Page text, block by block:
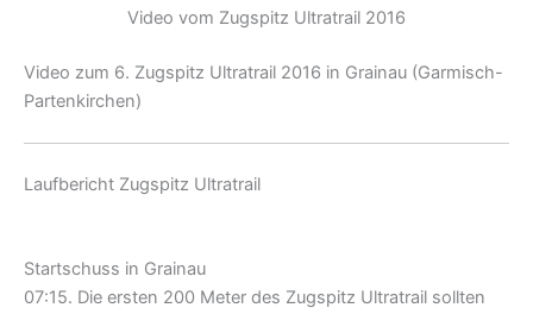
Video vom Zugspitz Ultratrail 2016
Video zum 6. Zugspitz Ultratrail 2016 in Grainau (Garmisch-
Partenkirchen)
Laufbericht Zugspitz Ultratrail
Startschuss in Grainau
07:15. Die ersten 200 Meter des Zugspitz Ultratrail sollten